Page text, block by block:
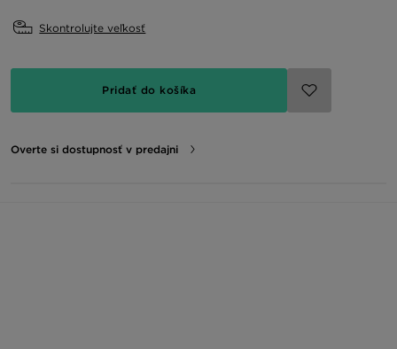
Skontrolujte veľkosť
Pridať do košíka
Overte si dostupnosť v predajni